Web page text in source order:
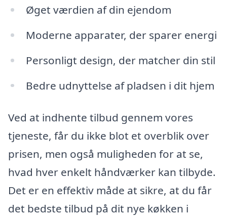
Øget værdien af din ejendom
Moderne apparater, der sparer energi
Personligt design, der matcher din stil
Bedre udnyttelse af pladsen i dit hjem
Ved at indhente tilbud gennem vores
tjeneste, får du ikke blot et overblik over
prisen, men også muligheden for at se,
hvad hver enkelt håndværker kan tilbyde.
Det er en effektiv måde at sikre, at du får
det bedste tilbud på dit nye køkken i